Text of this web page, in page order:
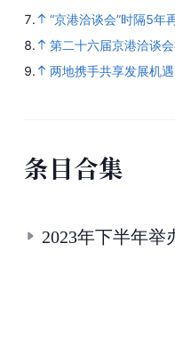
7.
“京港洽谈会”时隔5年
8.
第二十六届京港洽谈
9.
两地携手共享发展机
条目合集
2023年下半年举